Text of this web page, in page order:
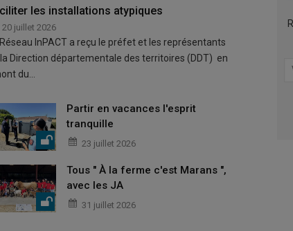
les installations atypiques
20 juillet 2026
Réseau InPACT a reçu le préfet et les représentants
Direction départementale des territoires (DDT) en
du…
Partir en vacances l'esprit
tranquille
23 juillet 2026
Tous " À la ferme c'est Marans ",
avec les JA
31 juillet 2026